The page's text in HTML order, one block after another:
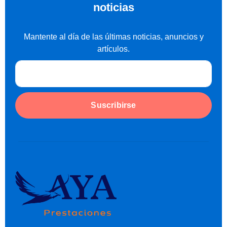
noticias
Mantente al día de las últimas noticias, anuncios y
artículos.
Suscribirse